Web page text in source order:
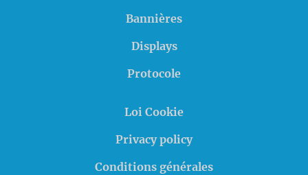
Bannières
Displays
Protocole
Loi Cookie
Privacy policy
Conditions générales